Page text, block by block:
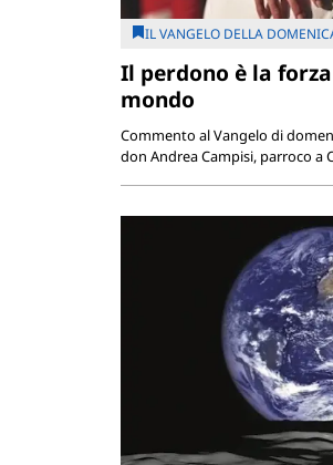
IL VANGELO DELLA
Il perdono è la
mondo
Commento al Vangelo di
don Andrea Campisi, parroco a